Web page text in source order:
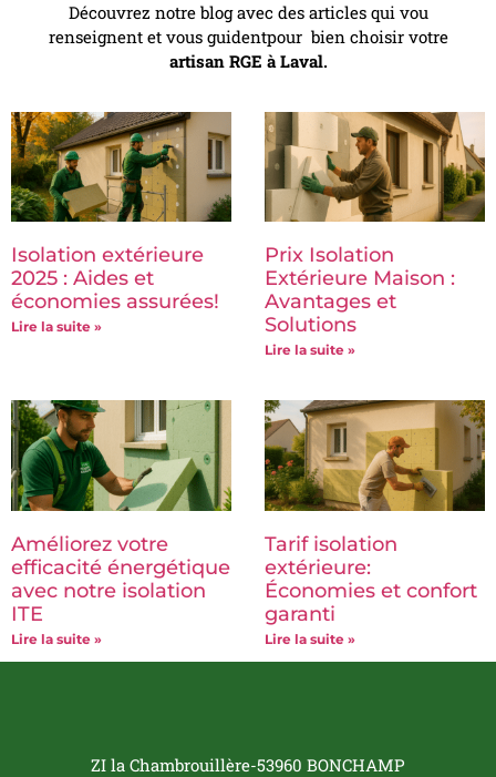
Découvrez notre blog avec des articles qui vou
renseignent et vous guidentpour bien choisir votre
artisan RGE à Laval.
Isolation extérieure
2025 : Aides et
économies assurées!
Lire la suite »
Prix Isolation
Extérieure Maison :
Avantages et
Solutions
Lire la suite »
Améliorez votre
efficacité énergétique
avec notre isolation
ITE
Lire la suite »
Tarif isolation
extérieure:
Économies et confort
garanti
Lire la suite »
ZI la Chambrouillère-53960 BONCHAMP